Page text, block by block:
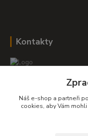
Kontakty
+420 604 278 943
obchod-
Náš e-shop a partneři
cookies, aby Vám